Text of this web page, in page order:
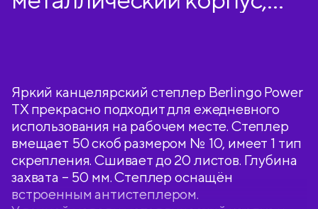
Яркий канцелярский степлер Berlingo Power
TX прекрасно подходит для ежедневного
использования на рабочем месте. Степлер
вмещает 50 скоб размером № 10, имеет 1 тип
скрепления. Сшивает до 20 листов. Глубина
захвата – 50 мм. Степлер оснащён
встроенным антистеплером.